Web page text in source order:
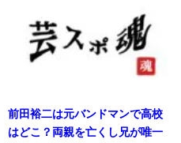
前田裕二は元バンドマンで高校
はどこ？両親を亡くし兄が唯一